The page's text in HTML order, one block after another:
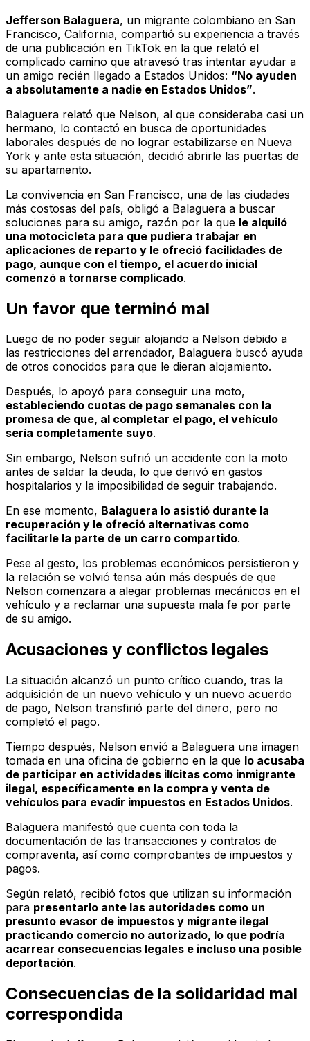
Jefferson Balaguera, un migrante colombiano en San
Francisco, California, compartió su experiencia a través
de una publicación en TikTok en la que relató el
complicado camino que atravesó tras intentar ayudar a
un amigo recién llegado a Estados Unidos: “No ayuden
a absolutamente a nadie en Estados Unidos”.
Balaguera relató que Nelson, al que consideraba casi un
hermano, lo contactó en busca de oportunidades
laborales después de no lograr estabilizarse en Nueva
York y ante esta situación, decidió abrirle las puertas de
su apartamento.
La convivencia en San Francisco, una de las ciudades
más costosas del país, obligó a Balaguera a buscar
soluciones para su amigo, razón por la que le alquiló
una motocicleta para que pudiera trabajar en
aplicaciones de reparto y le ofreció facilidades de
pago, aunque con el tiempo, el acuerdo inicial
comenzó a tornarse complicado.
Un favor que terminó mal
Luego de no poder seguir alojando a Nelson debido a
las restricciones del arrendador, Balaguera buscó ayuda
de otros conocidos para que le dieran alojamiento.
Después, lo apoyó para conseguir una moto,
estableciendo cuotas de pago semanales con la
promesa de que, al completar el pago, el vehículo
sería completamente suyo.
Sin embargo, Nelson sufrió un accidente con la moto
antes de saldar la deuda, lo que derivó en gastos
hospitalarios y la imposibilidad de seguir trabajando.
En ese momento, Balaguera lo asistió durante la
recuperación y le ofreció alternativas como
facilitarle la parte de un carro compartido.
Pese al gesto, los problemas económicos persistieron y
la relación se volvió tensa aún más después de que
Nelson comenzara a alegar problemas mecánicos en el
vehículo y a reclamar una supuesta mala fe por parte
de su amigo.
Acusaciones y conflictos legales
La situación alcanzó un punto crítico cuando, tras la
adquisición de un nuevo vehículo y un nuevo acuerdo
de pago, Nelson transfirió parte del dinero, pero no
completó el pago.
Tiempo después, Nelson envió a Balaguera una imagen
tomada en una oficina de gobierno en la que lo acusaba
de participar en actividades ilícitas como inmigrante
ilegal, específicamente en la compra y venta de
vehículos para evadir impuestos en Estados Unidos.
Balaguera manifestó que cuenta con toda la
documentación de las transacciones y contratos de
compraventa, así como comprobantes de impuestos y
pagos.
Según relató, recibió fotos que utilizan su información
para presentarlo ante las autoridades como un
presunto evasor de impuestos y migrante ilegal
practicando comercio no autorizado, lo que podría
acarrear consecuencias legales e incluso una posible
deportación.
Consecuencias de la solidaridad mal
correspondida